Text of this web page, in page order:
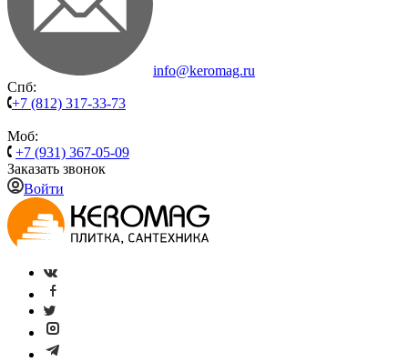
info@keromag.ru
Спб:
+7 (812) 317-33-73
Моб:
+7 (931) 367-05-09
Заказать звонок
Войти